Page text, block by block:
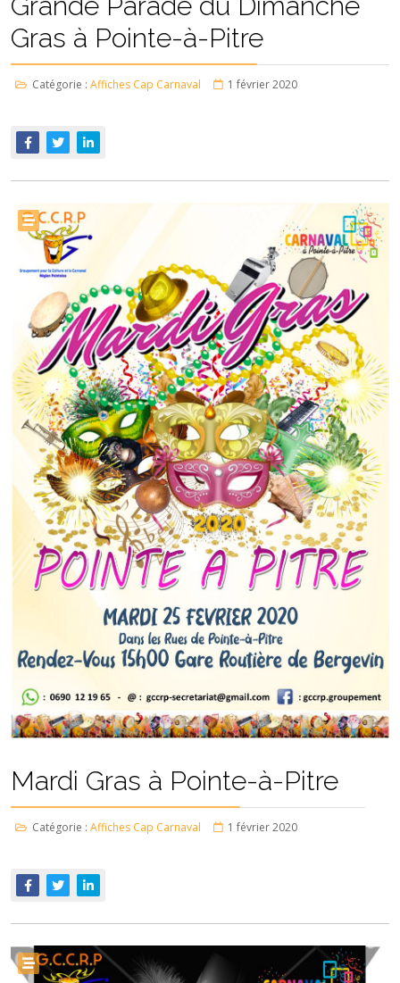
Gras à Pointe-à-Pitre
Catégorie : Affiches Cap Carnaval 1 février 2020
Mardi Gras à Pointe-à-Pitre
Catégorie : Affiches Cap Carnaval 1 février 2020